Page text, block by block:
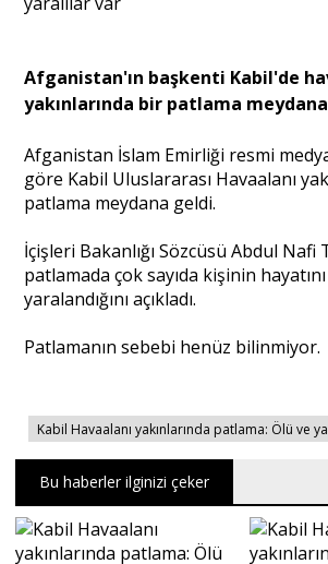
Ekonomi
Dünya
Portre
Yazarlar
Afganistan'ın başkenti Kabil'de
yakınlarında bir patlama
Afganistan İslam Emirliği resmi
göre Kabil Uluslararası Havaalanı
patlama meydana geldi.
İçişleri Bakanlığı Sözcüsü Abdul Nafi
patlamada çok sayıda kişinin
yaralandığını açıkladı.
Patlamanın sebebi henüz bilinmiyor.
Kabil Havaalanı yakınlarında patlama: Ölü ve
Bu haberler ilginizi çeker